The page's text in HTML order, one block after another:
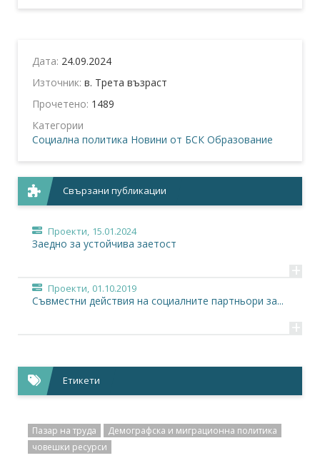
Дата: 24.09.2024
Източник: в. Трета възраст
Прочетено: 1489
Категории
Социална политика Новини от БСК Образование
Свързани публикации
Проекти, 15.01.2024
Заедно за устойчива заетост
+
Проекти, 01.10.2019
Съвместни действия на социалните партньори за...
+
Етикети
Пазар на труда
Демографска и миграционна политика
човешки ресурси